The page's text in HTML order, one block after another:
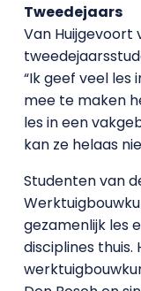
Tweedejaars
Van
“Ik geef veel les
mee te maken
les in een
kan ze helaas
Studenten van
gezamenlijk les
disciplines thuis.